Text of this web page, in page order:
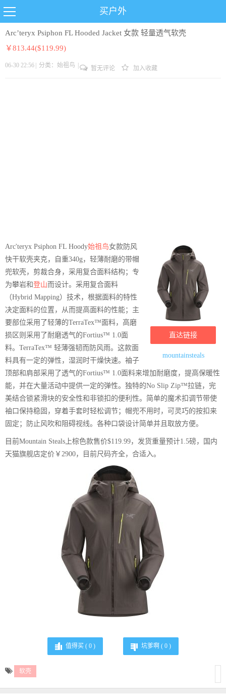
买户外
Arc’teryx Psiphon FL Hooded Jacket 女款 轻量透气软壳
￥813.44($119.99)
06-30 22:56 分类： 始祖鸟 暂无评论 加入收藏
直达链接
mountainsteals
Arc'teryx Psiphon FL Hoody始祖鸟女款防风
快干软壳夹克，自重340g，轻薄耐磨的带帽
兜软壳，剪裁合身，采用复合面料结构；专
为攀岩和登山而设计。采用复合面料
（Hybrid Mapping）技术，根据面料的特性
决定面料的位置，从而提高面料的性能；主
要部位采用了轻薄的TerraTex™面料，高磨
损区则采用了耐磨透气的Fortius™ 1.0面
料。TerraTex™ 轻薄强韧而防风雨。这款面
料具有一定的弹性，湿润时干燥快速。袖子
顶部和肩部采用了透气的Fortius™ 1.0面料来增加耐磨度，提高保暖性
能，并在大量活动中提供一定的弹性。独特的No Slip Zip™拉链，完
美结合锁紧滑块的安全性和非锁扣的便利性。简单的魔术扣调节带使
袖口保持稳固，穿着手套时轻松调节；帽兜不用时，可灵巧的按扣来
固定；防止风吹和阻碍视线。各种口袋设计简单并且取放方便。
目前Mountain Steals上棕色款售价$119.99，发货重量预计1.5磅，国内
天猫旗舰店定价￥2900，目前尺码齐全，合适入。
值得买 ( 0) 坑爹啊 ( 0)
软壳